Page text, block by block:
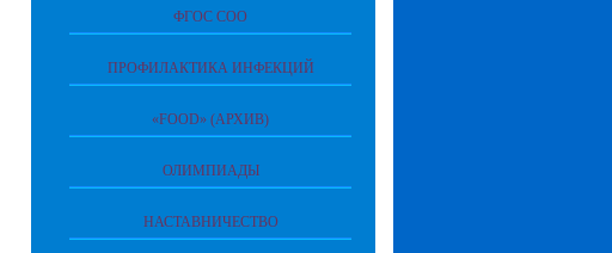
ФГОС СОО
ПРОФИЛАКТИКА ИНФЕКЦИЙ
«FOOD» (АРХИВ)
ОЛИМПИАДЫ
НАСТАВНИЧЕСТВО